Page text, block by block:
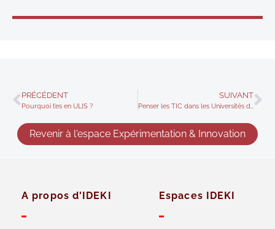
PRÉCÉDENT
Pourquoi t’es en ULIS ?
SUIVANT
Penser les TIC dans les Universités du Maghreb
Revenir à l'espace Expérimentation & Innovation
A propos d'IDEKI Espaces IDEKI